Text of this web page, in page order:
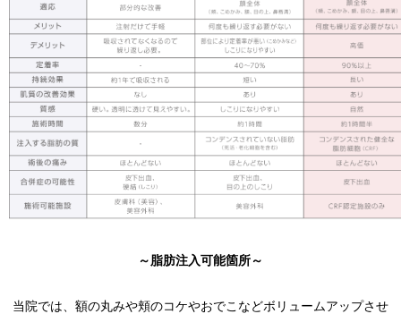
～脂肪注入可能箇所～
当院では、額の丸みや頬のコケやおでこなどボリュームアップさせ